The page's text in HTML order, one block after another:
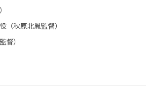
（秋原北胤監督）
督）